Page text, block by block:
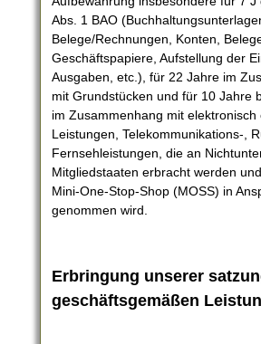
Abs. 1 BAO
Belege/Rechnungen, Konten,
Geschäftspapiere, Aufstellung der
Ausgaben, etc.), für 22 Jahre im
mit Grundstücken und für 10 Jahre
im Zusammenhang mit elektronisch
Leistungen, Telekommunikations-,
Fernsehleistungen, die an
Mitgliedstaaten erbracht werden
Mini-One-Stop-Shop (MOSS) in
genommen wird.
Erbringung unserer
geschäftsgemäßen